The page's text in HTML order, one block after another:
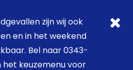
zijn wij ook
en in het weekend
Bel naar 0343-
het keuzemenu voor